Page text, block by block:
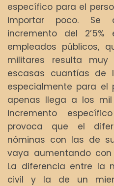
específico para el
importar poco. Se
incremento del
empleados públicos,
militares resulta
escasas cuantías de
especialmente para el
apenas llega a los
incremento
provoca que el
nóminas con las de
vaya aumentando
La diferencia entre la
civil y la de un